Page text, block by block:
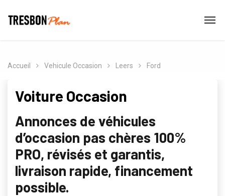
Accueil Vehicule Occasion Leers Ford
Voiture Occasion
Annonces de véhicules
d’occasion pas chères 100%
PRO, révisés et garantis,
livraison rapide, financement
possible.